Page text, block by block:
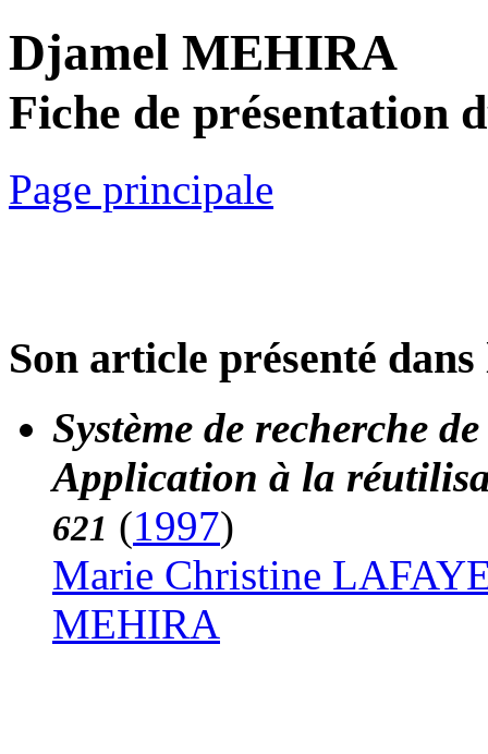
Djamel MEHIRA
Fiche de présentation
Page principale
Son article présenté
Système de recherche
Application à la
621 (1997)
Marie Christine
MEHIRA